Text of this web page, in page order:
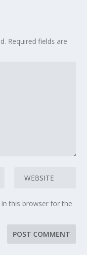
Required fields are
this browser for the